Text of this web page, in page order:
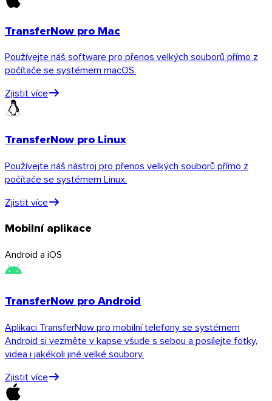
Mobil
TransferNow pro Mac
Používejte náš software pro přenos velkých souborů přímo z
počítače se systémem macOS.
Zjistit více
TransferNow pro Linux
Používejte náš nástroj pro přenos velkých souborů přímo z
počítače se systémem Linux.
Zjistit více
Mobilní aplikace
Android a iOS
TransferNow pro Android
Aplikaci TransferNow pro mobilní telefony se systémem
Android si vezměte v kapse všude s sebou a posílejte fotky,
videa i jakékoli jiné velké soubory.
Zjistit více